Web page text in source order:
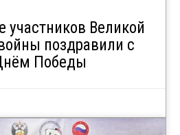
участников Великой
поздравили с
Победы